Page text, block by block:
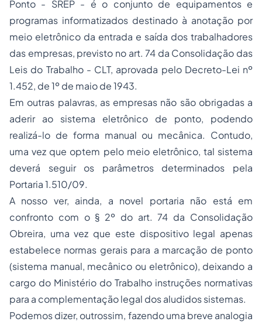
Ponto - SREP - é o conjunto de equipamentos e
programas informatizados destinado à anotação por
meio eletrônico da entrada e saída dos trabalhadores
das empresas, previsto no art. 74 da Consolidação das
Leis do Trabalho - CLT, aprovada pelo Decreto-Lei nº
1.452, de 1º de maio de 1943.
Em outras palavras, as empresas não são obrigadas a
aderir ao sistema eletrônico de ponto, podendo
realizá-lo de forma manual ou mecânica. Contudo,
uma vez que optem pelo meio eletrônico, tal sistema
deverá seguir os parâmetros determinados pela
Portaria 1.510/09.
A nosso ver, ainda, a novel portaria não está em
confronto com o § 2º do art. 74 da Consolidação
Obreira, uma vez que este dispositivo legal apenas
estabelece normas gerais para a marcação de ponto
(sistema manual, mecânico ou eletrônico), deixando a
cargo do Ministério do Trabalho instruções normativas
para a complementação legal dos aludidos sistemas.
Podemos dizer, outrossim, fazendo uma breve analogia